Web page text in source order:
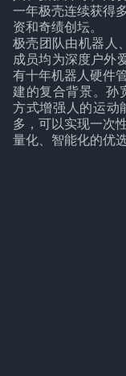
一年极壳连续获得
资和奇绩创坛。
极壳团队由机器人
成员均为深度户外
有十年机器人硬件
建的复合背景。孙
方式增强人的运动
多，可以实现一次
量化、智能化的优